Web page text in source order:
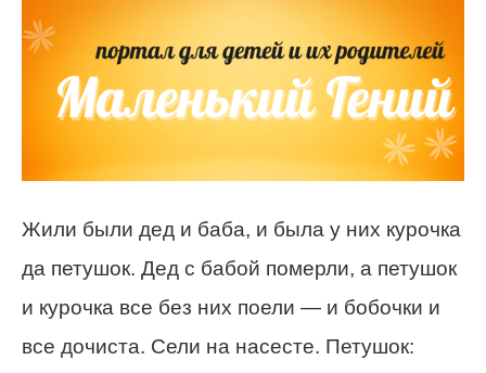
Жили были дед и баба, и была у них курочка
да петушок. Дед с бабой померли, а петушок
и курочка все без них поели — и бобочки и
все дочиста. Сели на насесте. Петушок: